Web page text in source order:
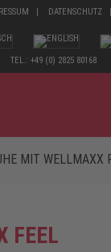
DATENSCHUTZ
TEL.: +49 (0) 2825 80168
MIT WELLMAXX
FEEL